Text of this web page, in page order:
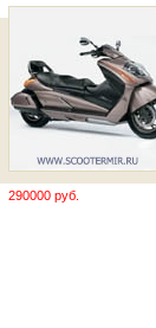
290000 руб.